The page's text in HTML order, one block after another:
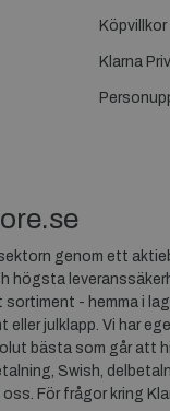
Köpvillkor
Klarna
genom ett
- hemma i
julklapp. Vi har
bästa som går att
Swish,
För frågor kring